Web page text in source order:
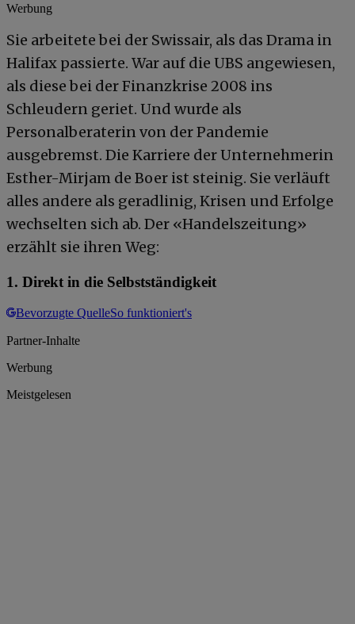
Werbung
Sie arbeitete bei der Swissair, als das Drama in
Halifax passierte. War auf die UBS angewiesen,
als diese bei der Finanzkrise 2008 ins
Schleudern geriet. Und wurde als
Personalberaterin von der Pandemie
ausgebremst. Die Karriere der Unternehmerin
Esther-Mirjam de Boer ist steinig. Sie verläuft
alles andere als geradlinig, Krisen und Erfolge
wechselten sich ab. Der «Handelszeitung»
erzählt sie ihren Weg:
1. Direkt in die Selbstständigkeit
Bevorzugte QuelleSo funktioniert's
Partner-Inhalte
Werbung
Meistgelesen